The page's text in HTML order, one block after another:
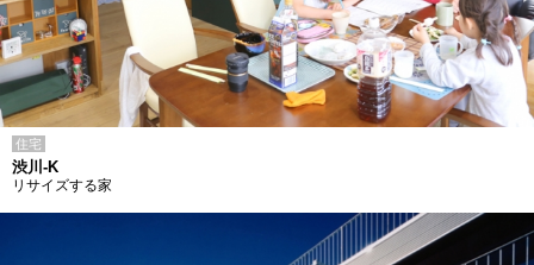
住宅
渋川-K
リサイズする家